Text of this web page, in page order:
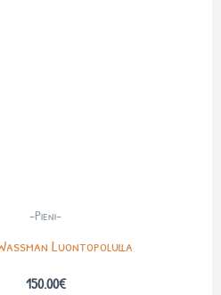
-Pieni-
Luontopolulla
150.00€